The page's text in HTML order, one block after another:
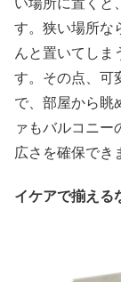
す。狭い場所な
んと置いてしま
す。その点、可
で、部屋から眺
ァもバルコニー
広さを確保でき
イケアで揃える